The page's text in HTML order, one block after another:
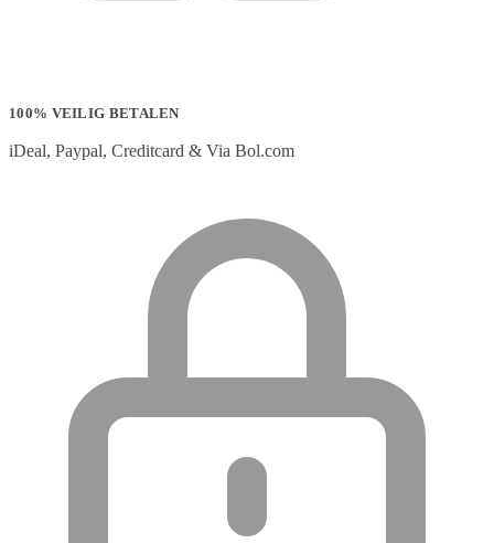
100% VEILIG BETALEN
iDeal, Paypal, Creditcard & Via Bol.com